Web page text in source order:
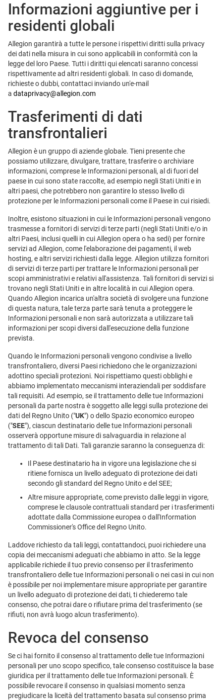
Informazioni aggiuntive per i
residenti globali
Allegion garantirà a tutte le persone i rispettivi diritti sulla privacy
dei dati nella misura in cui sono applicabili in conformità con la
legge del loro Paese. Tutti i diritti qui elencati saranno concessi
rispettivamente ad altri residenti globali. In caso di domande,
richieste o dubbi, contattaci inviando un'e-mail
a dataprivacy@allegion.com
Trasferimenti di dati
transfrontalieri
Allegion è un gruppo di aziende globale. Tieni presente che
possiamo utilizzare, divulgare, trattare, trasferire o archiviare
informazioni, comprese le Informazioni personali, al di fuori del
paese in cui sono state raccolte, ad esempio negli Stati Uniti e in
altri paesi, che potrebbero non garantire lo stesso livello di
protezione per le Informazioni personali come il Paese in cui risiedi.
Inoltre, esistono situazioni in cui le Informazioni personali vengono
trasmesse a fornitori di servizi di terze parti (negli Stati Uniti e/o in
altri Paesi, inclusi quelli in cui Allegion opera o ha sedi) per fornire
servizi ad Allegion, come l'elaborazione dei pagamenti, il web
hosting, e altri servizi richiesti dalla legge. Allegion utilizza fornitori
di servizi di terze parti per trattare le Informazioni personali per
scopi amministrativi e relativi all'assistenza. Tali fornitori di servizi si
trovano negli Stati Uniti e in altre località in cui Allegion opera.
Quando Allegion incarica un'altra società di svolgere una funzione
di questa natura, tale terza parte sarà tenuta a proteggere le
Informazioni personali e non sarà autorizzata a utilizzare tali
informazioni per scopi diversi dall'esecuzione della funzione
prevista.
Quando le Informazioni personali vengono condivise a livello
transfrontaliero, diversi Paesi richiedono che le organizzazioni
adottino speciali protezioni. Noi rispettiamo questi obblighi e
abbiamo implementato meccanismi interaziendali per soddisfare
tali requisiti. Ad esempio, se il trattamento delle tue Informazioni
personali da parte nostra è soggetto alle leggi sulla protezione dei
dati del Regno Unito ("UK") o dello Spazio economico europeo
("SEE"), ciascun destinatario delle tue Informazioni personali
osserverà opportune misure di salvaguardia in relazione al
trattamento di tali Dati. Tali garanzie saranno la conseguenza di:
Il Paese destinatario ha in vigore una legislazione che si
ritiene fornisca un livello adeguato di protezione dei dati
secondo gli standard del Regno Unito e del SEE;
Altre misure appropriate, come previsto dalle leggi in vigore,
comprese le clausole contrattuali standard per i trasferimenti
adottate dalla Commissione europea o dall'Information
Commissioner's Office del Regno Unito.
Laddove richiesto da tali leggi, contattandoci, puoi richiedere una
copia dei meccanismi adeguati che abbiamo in atto. Se la legge
applicabile richiede il tuo previo consenso per il trasferimento
transfrontaliero delle tue Informazioni personali o nei casi in cui non
è possibile per noi implementare misure appropriate per garantire
un livello adeguato di protezione dei dati, ti chiederemo tale
consenso, che potrai dare o rifiutare prima del trasferimento (se
rifiuti, non avrà luogo alcun trasferimento).
Revoca del consenso
Se ci hai fornito il consenso al trattamento delle tue Informazioni
personali per uno scopo specifico, tale consenso costituisce la base
giuridica per il trattamento delle tue Informazioni personali. È
possibile revocare il consenso in qualsiasi momento senza
pregiudicare la liceità del trattamento basata sul consenso prima